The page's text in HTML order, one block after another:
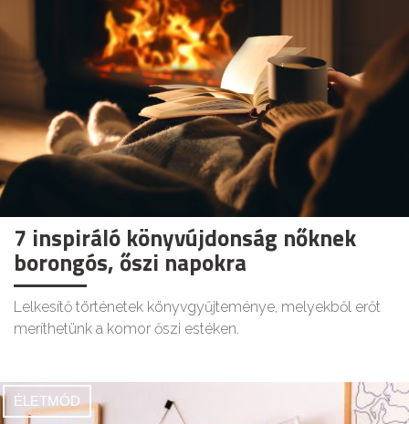
7 inspiráló könyvújdonság nőknek
borongós, őszi napokra
Lelkesítő történetek könyvgyűjteménye, melyekből erőt
meríthetünk a komor őszi estéken.
ÉLETMÓD